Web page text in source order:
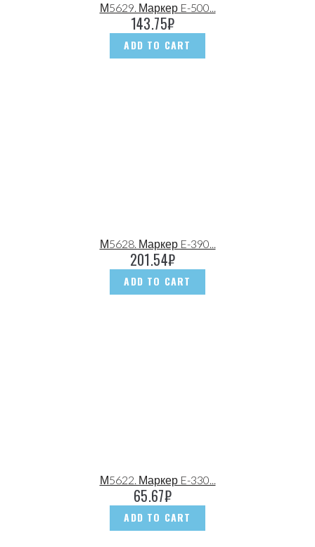
М5629. Маркер E-500...
143.75₽
ADD TO CART
М5628. Маркер E-390...
201.54₽
ADD TO CART
М5622. Маркер E-330...
65.67₽
ADD TO CART